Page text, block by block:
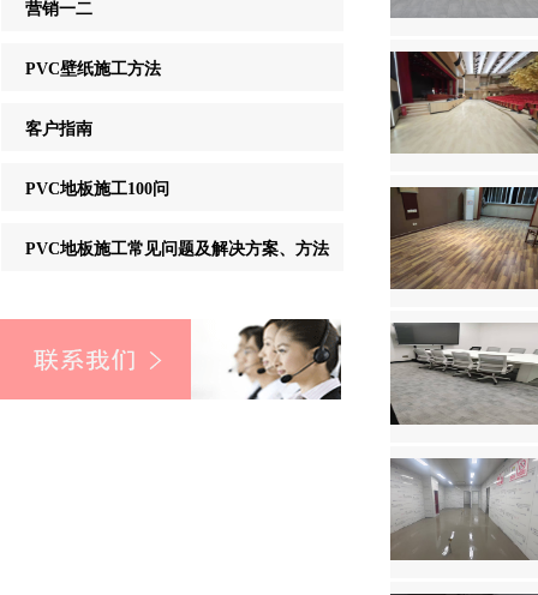
营销一二
PVC壁纸施工方法
客户指南
PVC地板施工100问
PVC地板施工常见问题及解决方案、方法